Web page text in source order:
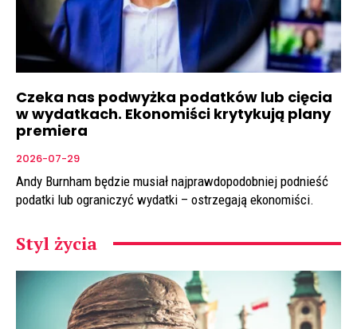
Czeka nas podwyżka podatków lub cięcia
w wydatkach. Ekonomiści krytykują plany
premiera
2026-07-29
Andy Burnham będzie musiał najprawdopodobniej podnieść
podatki lub ograniczyć wydatki – ostrzegają ekonomiści.
Styl życia